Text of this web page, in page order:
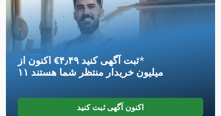
اکنون از ‎€۴٫۴۹ ثبت آگهی کنید*
۱۱ میلیون خریدار منتظر شما هستند
اکنون آگهی ثبت کنید